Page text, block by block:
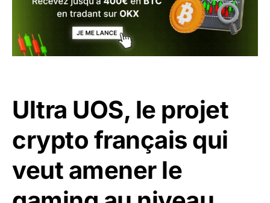
Ultra UOS, le projet
crypto français qui
veut amener le